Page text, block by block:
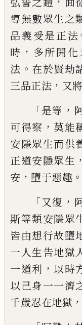
導無數眾生之
品義受是正
時 ， 多所開化
法 。 在於賢劫
三品正法 ， 又
「是等 ，
可得察 ， 莫能
安隱眾生而供
正道安隱眾生 ，
安 ， 墮于惡趣 。
「又復 ，
斯等類安隱眾
皆由想行故墮
一人生告地獄
一道利 ， 以時
以己身一一濟
千歲忍在地獄 ，